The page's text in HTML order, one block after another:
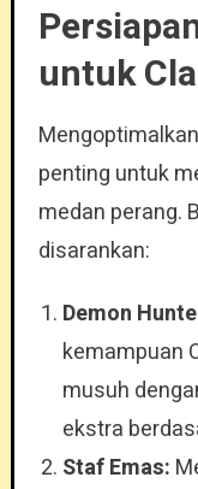
untuk
penting untuk
medan perang.
disarankan:
Demon
kemampuan
musuh
ekstra
Staf Emas: